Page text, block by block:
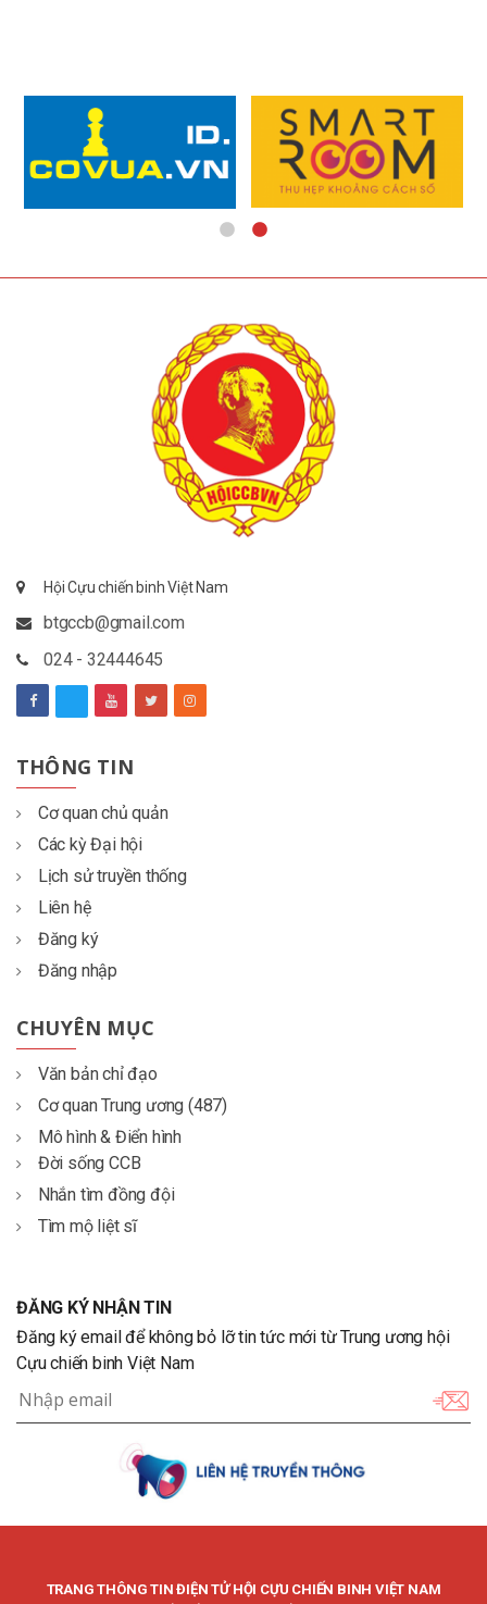
Hội Cựu chiến binh Việt Nam
btgccb@gmail.com
024 - 32444645
THÔNG TIN
Cơ quan chủ quản
Các kỳ Đại hội
Lịch sử truyền thống
Liên hệ
Đăng ký
Đăng nhập
CHUYÊN MỤC
Văn bản chỉ đạo
Cơ quan Trung ương (487)
Mô hình & Điển hình
Đời sống CCB
Nhắn tìm đồng đội
Tìm mộ liệt sĩ
ĐĂNG KÝ NHẬN TIN
Đăng ký email để không bỏ lỡ tin tức mới từ Trung ương hội
Cựu chiến binh Việt Nam
TRANG THÔNG TIN ĐIỆN TỬ HỘI CỰU CHIẾN BINH VIỆT NAM